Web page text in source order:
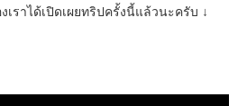
เราได้เปิดเผยทริปครั้งนี้แล้วนะครับ ↓